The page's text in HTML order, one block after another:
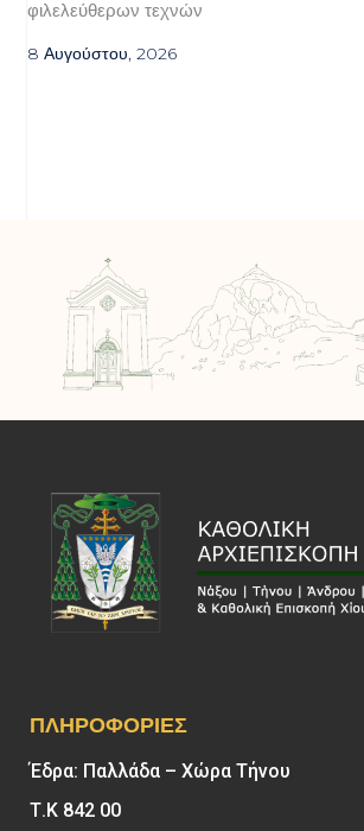
φιλελεύθερων τεχνών
8 Αυγούστου, 2026
ΠΛΗΡΟΦΟΡΊΕΣ
Έδρα: Παλλάδα – Χώρα Τήνου
Τ.Κ 842 00